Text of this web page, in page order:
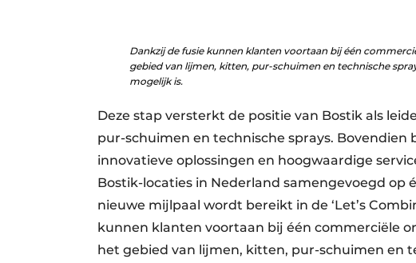
Dankzij de fusie kunnen klanten voortaan bij één
gebied van lijmen, kitten, pur-schuimen en technische
mogelijk is.
Deze stap versterkt de positie van Bostik als
pur-schuimen en technische sprays.
innovatieve oplossingen en hoogwaardige
Bostik-locaties in Nederland samengevoegd op
nieuwe mijlpaal wordt bereikt in de ‘Let’s
kunnen klanten voortaan bij één commerciële
het gebied van lijmen, kitten, pur-schuimen en